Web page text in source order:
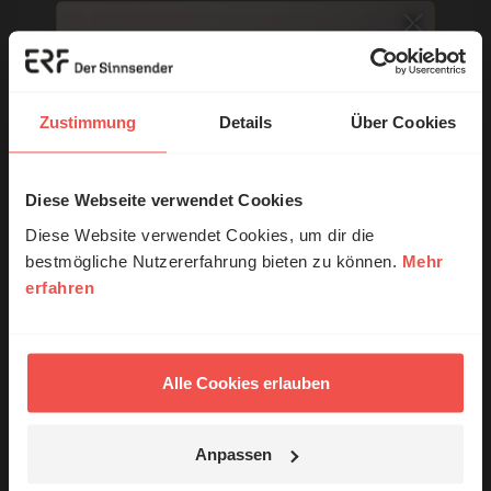
Zustimmung Details Über Cookies
Diese Webseite verwendet Cookies
Diese Website verwendet Cookies, um dir die
bestmögliche Nutzererfahrung bieten zu können. Mehr
erfahren
Alle Cookies erlauben
Anpassen
E-Mail:
Verbesserung unseres Online-Angebots
ausgewertet werden. Es erfolgt keine Weitergabe
Ihrer Daten an Dritte. Näheres siehe
Datenschutzerklärung
© Ruth Schneider / ERF